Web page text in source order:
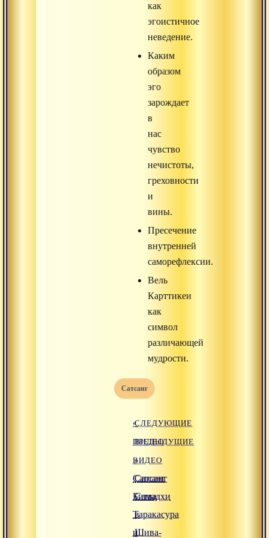
как
эгоистичное
неведение.
Каким
образом
эго
зарождает
в
нас
чувство
нечистоты,
греховности
и
вины.
Пресечение
внутренней
саморефлексии.
Вель
Карттикеи
как
символ
различающей
мудрости.
Сатсанг
«
ПРЕДЫДУЩИЕ
ВИДЕО
Сатсанг
Битва
Таракасура
и
СЛЕДУЮЩИЕ
ВИДЕО
»
Сатсанг
Самадхи
в
Шива-